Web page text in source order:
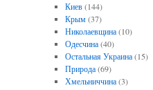
Киев(144)
Крым(37)
Николаевщина(10)
Одесчина(40)
Остальная Украина(15)
Природа(69)
Хмельниччина(3)